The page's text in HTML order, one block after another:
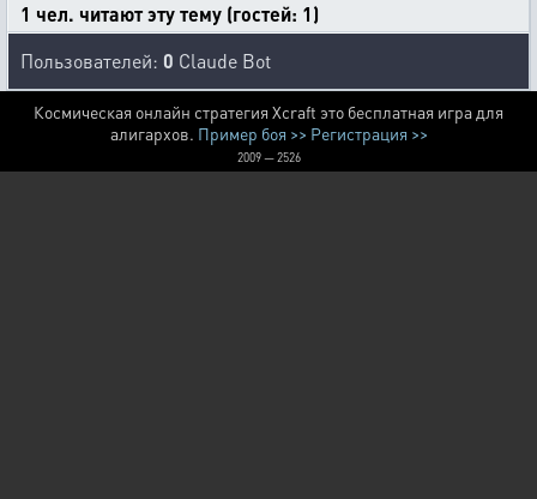
1 чел. читают эту тему (гостей: 1)
Пользователей: 0 Claude Bot
Космическая онлайн стратегия Xcraft это бесплатная игра для
алигархов. Пример боя >> Регистрация >>
2009 — 2526